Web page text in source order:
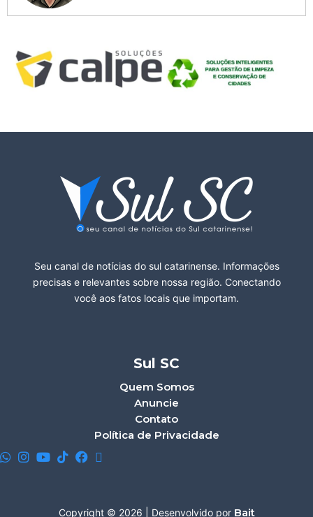
Seu canal de notícias do sul catarinense. Informações
precisas e relevantes sobre nossa região. Conectando
você aos fatos locais que importam.
Sul SC
Quem Somos
Anuncie
Contato
Política de Privacidade
Copyright © 2026 | Desenvolvido por Bait